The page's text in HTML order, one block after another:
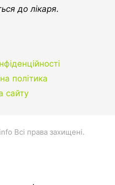
до лікаря.
політика
сайту
Всі права захищені.